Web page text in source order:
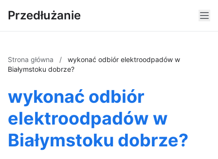
Przedłużanie
Strona główna /
wykonać odbiór elektroodpadów w
Białymstoku dobrze?
wykonać odbiór
elektroodpadów w
Białymstoku dobrze?